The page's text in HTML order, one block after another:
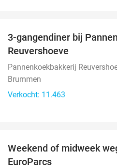
3-gangendiner bij
Reuvershoeve
Pannenkoekbakkerij
Brummen
Verkocht: 11.463
Weekend of midweek
EuroParcs